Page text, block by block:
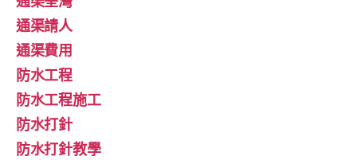
通渠請人
通渠費用
防水工程
防水工程施工
防水打針
防水打針教學